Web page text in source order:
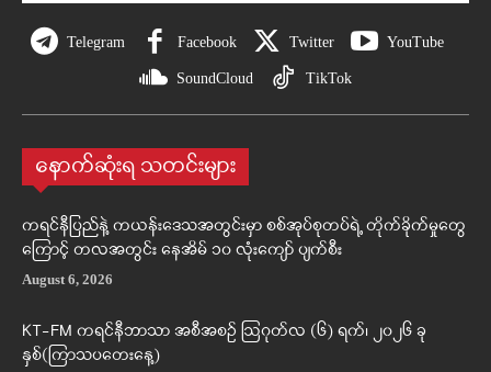
Telegram Facebook Twitter YouTube
SoundCloud TikTok
နောက်ဆုံးရ သတင်းများ
ကရင်နီပြည်နဲ့ ကယန်းဒေသအတွင်းမှာ စစ်အုပ်စုတပ်ရဲ့ တိုက်ခိုက်မှုတွေ
ကြောင့် တလအတွင်း နေအိမ် ၁၀ လုံးကျော် ပျက်စီး
August 6, 2026
KT-FM ကရင်နီဘာသာ အစီအစဉ် ဩဂုတ်လ (၆) ရက်၊ ၂၀၂၆ ခု
နှစ်(ကြာသပတေးနေ့)